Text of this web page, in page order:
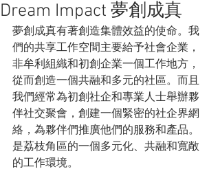
Dream Impact 夢創成真
夢創成真有著創造集體效益的使命。我
們的共享工作空間主要給予社會企業，
非牟利組織和初創企業一個工作地方，
從而創造一個共融和多元的社區。而且
我們經常為初創社企和專業人士舉辦夥
伴社交聚會，創建一個緊密的社企界網
絡，為夥伴們推廣他們的服務和產品。
是荔枝角區的一個多元化、共融和寬敞
的工作環境。